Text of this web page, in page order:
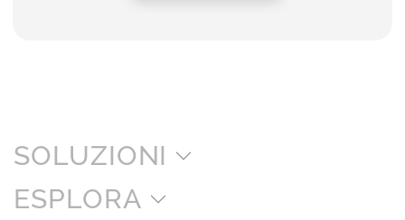
SOLUZIONI
ESPLORA